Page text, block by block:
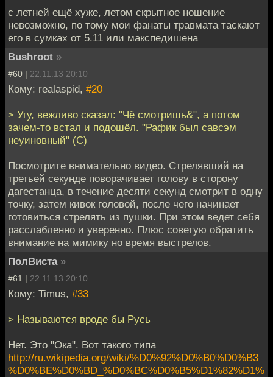
с летней ещё хуже, летом скрытное ношение
невозможно, по тому мои фанаты травмата таскают
его в сумках от 5.11 или макспедишена
Bushroot »
#60 | 22.11.13 20:10
Кому: realaspid, #20
> Угу, вежливо сказал: "Чё смотришь&", а потом
зачем-то встал и подошёл. "Рафик был савсэм
неуиновный" (С)
Посмотрите внимательно видео. Стрелявший на
третьей секунде поворачивает голову в сторону
дагестанца, в течение десяти секунд смотрит в одну
точку, затем кивок головой, после чего начинает
готовиться стрелять из пушки. При этом ведет себя
расслабленно и уверенно. Плюс советую обратить
внимание на мимику но время выстрелов.
ПолВиста »
#61 | 22.11.13 20:10
Кому: Timus, #33
> Называются вроде бы Русь
Нет. Это "Ока". Вот такого типа
http://ru.wikipedia.org/wiki/%D0%92%D0%B0%D0%B3
%D0%BE%D0%BD_%D0%BC%D0%B5%D1%82%D1%